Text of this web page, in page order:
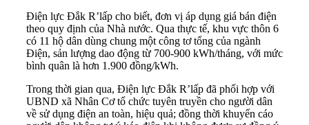
Điện lực Đắk R’lấp cho biết, đơn vị áp dụng giá bán điện
theo quy định của Nhà nước. Qua thực tế, khu vực thôn 6
có 11 hộ dân dùng chung một công tơ tổng của ngành
Điện, sản lượng dao động từ 700-900 kWh/tháng, với mức
bình quân là hơn 1.900 đồng/kWh.
Trong thời gian qua, Điện lực Đắk R’lấp đã phối hợp với
UBND xã Nhân Cơ tổ chức tuyên truyền cho người dân
về sử dụng điện an toàn, hiệu quả; đồng thời khuyến cáo